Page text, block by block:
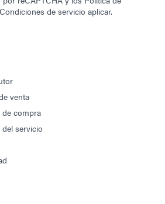
Condiciones de servicio aplicar.
venta
compra
servicio